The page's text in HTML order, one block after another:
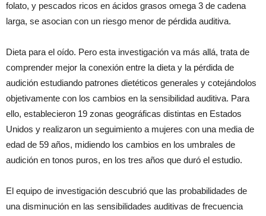
folato, y pescados ricos en ácidos grasos omega 3 de cadena
larga, se asocian con un riesgo menor de pérdida auditiva.
Dieta para el oído. Pero esta investigación va más allá, trata de
comprender mejor la conexión entre la dieta y la pérdida de
audición estudiando patrones dietéticos generales y cotejándolos
objetivamente con los cambios en la sensibilidad auditiva. Para
ello, establecieron 19 zonas geográficas distintas en Estados
Unidos y realizaron un seguimiento a mujeres con una media de
edad de 59 años, midiendo los cambios en los umbrales de
audición en tonos puros, en los tres años que duró el estudio.
El equipo de investigación descubrió que las probabilidades de
una disminución en las sensibilidades auditivas de frecuencia